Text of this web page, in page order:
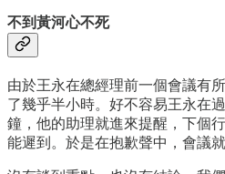
不到黃河心不死
由於王永在總經理前一個會議有
了幾乎半小時。好不容易王永在
鐘，他的助理就進來提醒，下個
能遲到。於是在抱歉聲中，會議就